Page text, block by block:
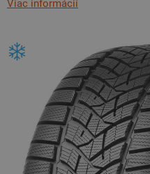
Viac informácií